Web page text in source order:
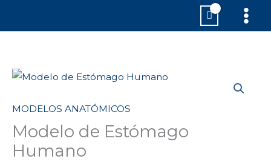
MODELOS ANATÓMICOS
Modelo de Estómago
Humano